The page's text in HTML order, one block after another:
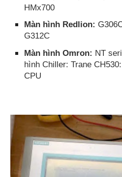
HMx700
Màn hình Redlion:
G312C
Màn hình Omron: NT
hình Chiller: Trane
CPU